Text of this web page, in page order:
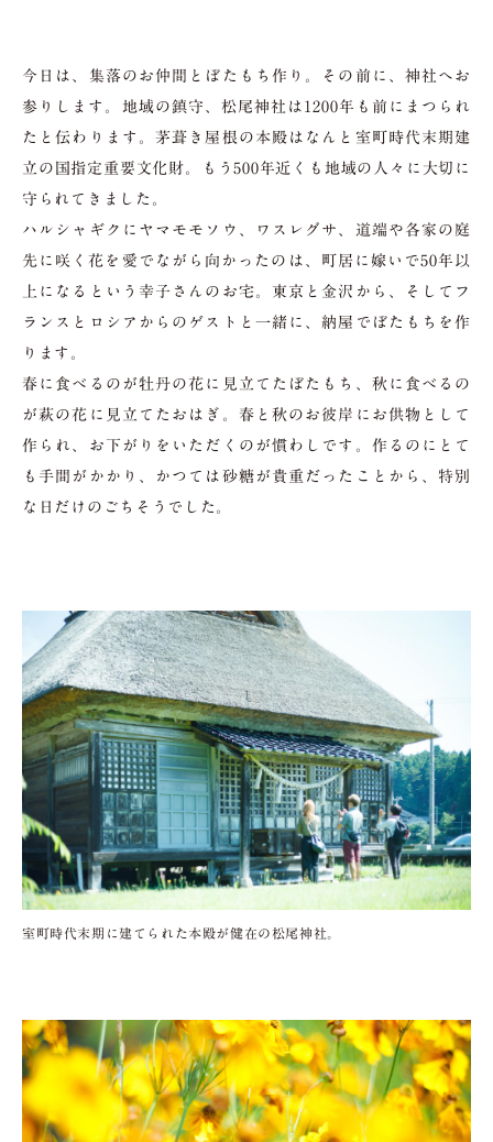
今日は、集落のお仲間とぼたもち作り。その前に、神社へお
参りします。地域の鎮守、松尾神社は1200年も前にまつられ
たと伝わります。茅葺き屋根の本殿はなんと室町時代末期建
立の国指定重要文化財。もう500年近くも地域の人々に大切に
守られてきました。
ハルシャギクにヤマモモソウ、ワスレグサ、道端や各家の庭
先に咲く花を愛でながら向かったのは、町居に嫁いで50年以
上になるという幸子さんのお宅。東京と金沢から、そしてフ
ランスとロシアからのゲストと一緒に、納屋でぼたもちを作
ります。
春に食べるのが牡丹の花に見立てたぼたもち、秋に食べるの
が萩の花に見立てたおはぎ。春と秋のお彼岸にお供物として
作られ、お下がりをいただくのが慣わしです。作るのにとて
も手間がかかり、かつては砂糖が貴重だったことから、特別
な日だけのごちそうでした。
室町時代末期に建てられた本殿が健在の松尾神社。